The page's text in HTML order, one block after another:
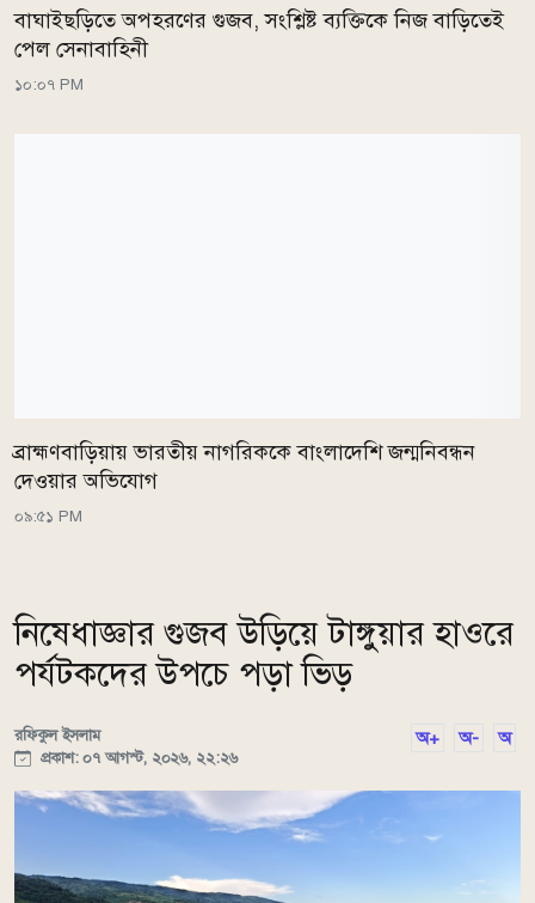
বাঘাইছড়িতে অপহরণের গুজব, সংশ্লিষ্ট ব্যক্তিকে নিজ বাড়িতেই
পেল সেনাবাহিনী
১০:০৭ PM
ব্রাহ্মণবাড়িয়ায় ভারতীয় নাগরিককে বাংলাদেশি জন্মনিবন্ধন
দেওয়ার অভিযোগ
০৯:৫১ PM
নিষেধাজ্ঞার গুজব উড়িয়ে টাঙ্গুয়ার হাওরে
পর্যটকদের উপচে পড়া ভিড়
রফিকুল ইসলাম
প্রকাশ: ০৭ আগস্ট, ২০২৬, ২২:২৬
অ+ অ- অ